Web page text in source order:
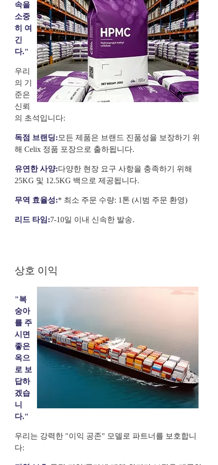
속을
소중
히 여
긴
다."
우리
의 기
준은
신뢰
의 초석입니다:
독점 브랜딩: 모든 제품은 브랜드 진품성을 보장하기 위
해 Celix 정품 포장으로 출하됩니다.
유연한 사양:다양한 현장 요구 사항을 충족하기 위해
25KG 및 12.5KG 백으로 제공됩니다.
무역 효율성:* 최소 주문 수량: 1톤 (시범 주문 환영)
리드 타임:7-10일 이내 신속한 발송.
상호 이익
"복
숭아
를 주
시면
좋은
옥으
로 보
답하
겠습
니
다."
우리는 강력한 "이익 공존" 모델로 파트너를 보호합니
다: